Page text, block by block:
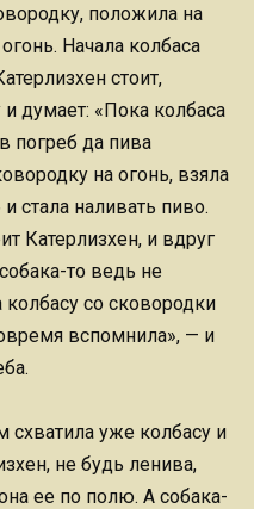
положила на
Начала колбаса
стоит,
думает: «Пока колбаса
погреб да пива
на огонь, взяла
стала наливать пиво.
Катерлизхен, и вдруг
то ведь не
колбасу со сковородки
вспомнила», — и
уже колбасу и
не будь ленива,
ее по полю. А собака-